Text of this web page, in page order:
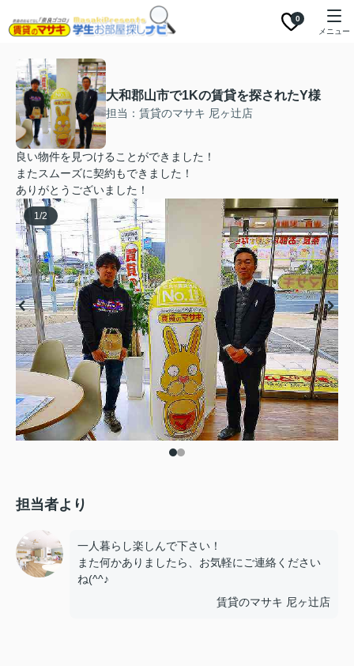
0
メニュー
大和郡山市で1Kの賃貸を探されたY様
担当：賃貸のマサキ 尼ヶ辻店
良い物件を見つけることができました！
またスムーズに契約もできました！
ありがとうございました！
1/2
担当者より
一人暮らし楽しんで下さい！
また何かありましたら、お気軽にご連絡ください
ね(^^♪
賃貸のマサキ 尼ヶ辻店